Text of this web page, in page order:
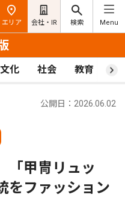
エリア 会社・IR 検索 Menu
文化 社会 教育 ス
公開日：2026.06.02
甲冑リュッ
ファッション